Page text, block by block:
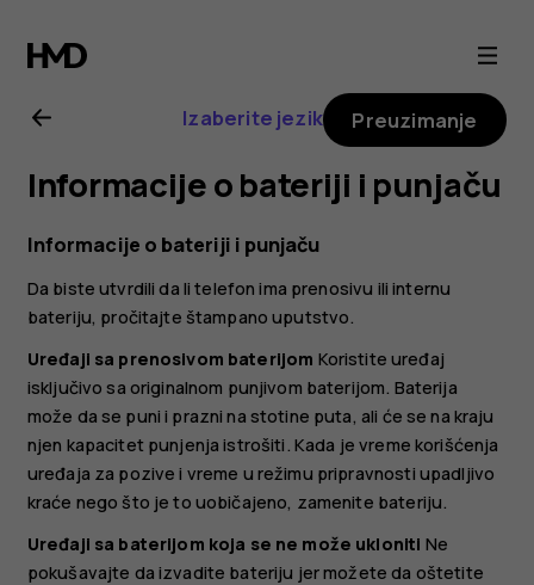
Nokia
2.1
uputstvo
za
korisnika
Izaberite jezik Preuzimanje
Informacije o bateriji i punjaču
Informacije o bateriji i punjaču
Da biste utvrdili da li telefon ima prenosivu ili internu
bateriju, pročitajte štampano uputstvo.
Uređaji sa prenosivom baterijom Koristite uređaj
isključivo sa originalnom punjivom baterijom. Baterija
može da se puni i prazni na stotine puta, ali će se na kraju
njen kapacitet punjenja istrošiti. Kada je vreme korišćenja
uređaja za pozive i vreme u režimu pripravnosti upadljivo
kraće nego što je to uobičajeno, zamenite bateriju.
Uređaji sa baterijom koja se ne može ukloniti Ne
pokušavajte da izvadite bateriju jer možete da oštetite